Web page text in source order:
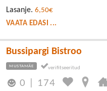
Lasanje. 6,50€
VAATA EDASI ...
Bussipargi Bistroo
MUSTAMÄE
0 174